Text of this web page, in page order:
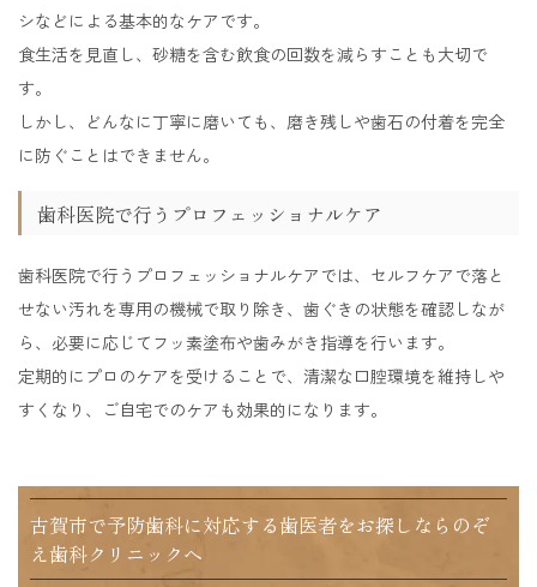
シなどによる基本的なケアです。
食生活を見直し、砂糖を含む飲食の回数を減らすことも大切で
す。
しかし、どんなに丁寧に磨いても、磨き残しや歯石の付着を完全
に防ぐことはできません。
歯科医院で行うプロフェッショナルケア
歯科医院で行うプロフェッショナルケアでは、セルフケアで落と
せない汚れを専用の機械で取り除き、歯ぐきの状態を確認しなが
ら、必要に応じてフッ素塗布や歯みがき指導を行います。
定期的にプロのケアを受けることで、清潔な口腔環境を維持しや
すくなり、ご自宅でのケアも効果的になります。
古賀市で予防歯科に対応する歯医者をお探しならのぞ
え歯科クリニックへ